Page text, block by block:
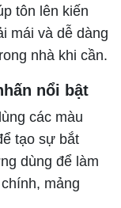
tôn lên kiến
mái và dễ dàng
nhà khi cần.
nổi bật
các màu
tạo sự bắt
dùng để làm
mảng